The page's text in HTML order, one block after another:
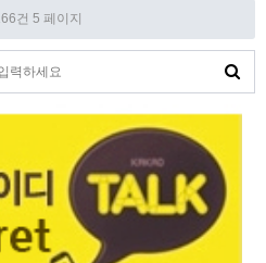
건 5 페이지